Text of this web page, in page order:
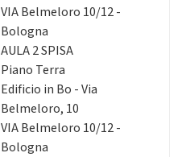
VIA Belmeloro 10/12 -
Bologna
AULA 2 SPISA
Piano Terra
Edificio in Bo - Via
Belmeloro, 10
VIA Belmeloro 10/12 -
Bologna